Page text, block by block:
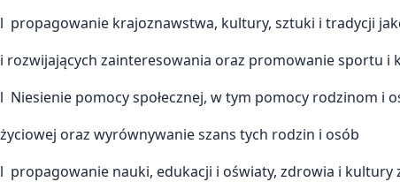
l propagowanie krajoznawstwa, kultury, sztuki i tradycji
i rozwijających zainteresowania oraz promowanie sportu i
l Niesienie pomocy społecznej, w tym pomocy rodzinom i
życiowej oraz wyrównywanie szans tych rodzin i osób
l propagowanie nauki, edukacji i oświaty, zdrowia i kultury